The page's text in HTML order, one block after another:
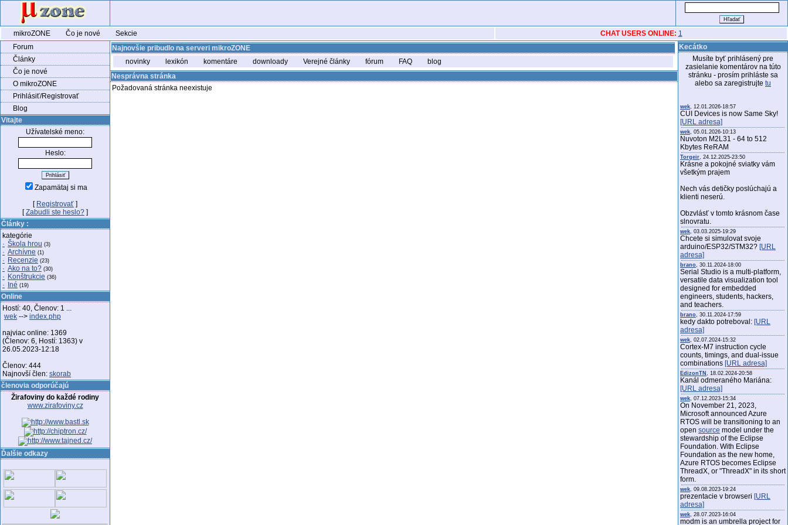
mikroZONE Čo je nové Sekcie CHAT USERS ONLINE: 1
Forum
Články
Čo je nové
O mikroZONE
Prihlásiť/Registrovať
Blog
Vitajte
Užívatelské meno:
Heslo:
Zapamätaj si ma
[ Registrovať ]
[Zabudli ste heslo? ]
Články :
kategórie
· Škola hrou (3)
· Archívne (1)
· Recenzie (23)
· Ako na to? (30)
· Konštrukcie (36)
· Iné (19)
Online
Hostí: 40, Členov: 1 ...
wek --> index.php
najviac online: 1369
(Členov: 6, Hostí: 1363) v
26.05.2023-12:18
Členov: 444
Najnovší člen: skorab
členovia odporúčajú
Žirafoviny do každé rodiny
www.zirafoviny.cz
Ďalšie odkazy
Najnovšie pribudlo na serveri mikroZONE
novinky
lexikón komentáre downloady Verejné články fórum FAQ
blog
Nesprávna stránka
Požadovaná stránka neexistuje
Kecátko
Musíte byť prihlásený pre
zasielanie komentárov na túto
stránku - prosím prihláste sa
alebo sa zaregistrujte tu
wek, 12.01.2026-18:57
CUI Devices is now Same Sky!
[URL adresa]
wek, 05.01.2026-10:13
Nuvoton M2L31 - 64 to 512
Kbytes ReRAM
Torgeir, 24.12.2025-23:50
Krásne a pokojné sviatky vám
všetkým prajem
Nech vás detičky poslúchajú a
klienti neserú.
Obzvlásť v tomto krásnom čase
slnovratu.
wek, 03.03.2025-19:29
Chcete si simulovat svoje
arduino/ESP32/STM32? [URL
adresa]
brano, 30.11.2024-18:00
Serial Studio is a multi-platform,
versatile data visualization tool
designed for embedded
engineers, students, hackers,
and teachers.
brano, 30.11.2024-17:59
kedy dakto potreboval: [URL
adresa]
wek, 02.07.2024-15:32
Cortex-M7 instruction cycle
counts, timings, and dual-issue
combinations [URL adresa]
EdizonTN , 18.02.2024-20:58
Kanál odmeraného Mariána:
[URL adresa]
wek, 07.12.2023-15:34
On November 21, 2023,
Microsoft announced Azure
RTOS will be transitioning to an
open source model under the
stewardship of the Eclipse
Foundation. With Eclipse
Foundation as the new home,
Azure RTOS becomes Eclipse
ThreadX, or "ThreadX" in its short
form.
wek, 09.08.2023-19:24
prezentacie v browseri [URL
adresa]
wek, 28.07.2023-16:04
modm is an umbrella project for